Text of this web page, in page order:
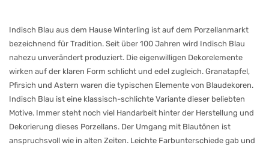
Indisch Blau aus dem Hause Winterling ist auf dem Porzellanmarkt
bezeichnend für Tradition. Seit über 100 Jahren wird Indisch Blau
nahezu unverändert produziert. Die eigenwilligen Dekorelemente
wirken auf der klaren Form schlicht und edel zugleich. Granatapfel,
Pfirsich und Astern waren die typischen Elemente von Blaudekoren.
Indisch Blau ist eine klassisch-schlichte Variante dieser beliebten
Motive. Immer steht noch viel Handarbeit hinter der Herstellung und
Dekorierung dieses Porzellans. Der Umgang mit Blautönen ist
anspruchsvoll wie in alten Zeiten. Leichte Farbunterschiede gab und